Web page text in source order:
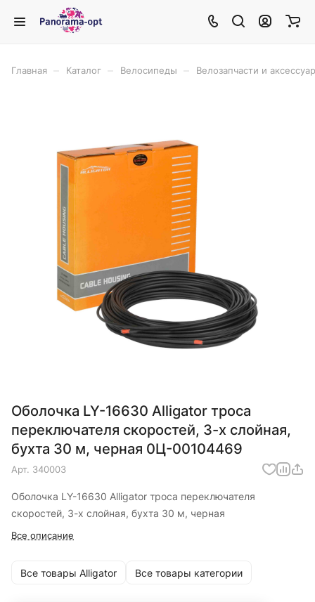
Главная Каталог Велосипеды Велозапчасти и
Оболочка LY-16630 Alligator троса
переключателя скоростей, 3-х слойная,
бухта 30 м, черная 0Ц-00104469
Арт. 340003
Оболочка LY-16630 Alligator троса переключателя
скоростей, 3-х слойная, бухта 30 м, черная
Все описание
Все товары Alligator Все товары категории